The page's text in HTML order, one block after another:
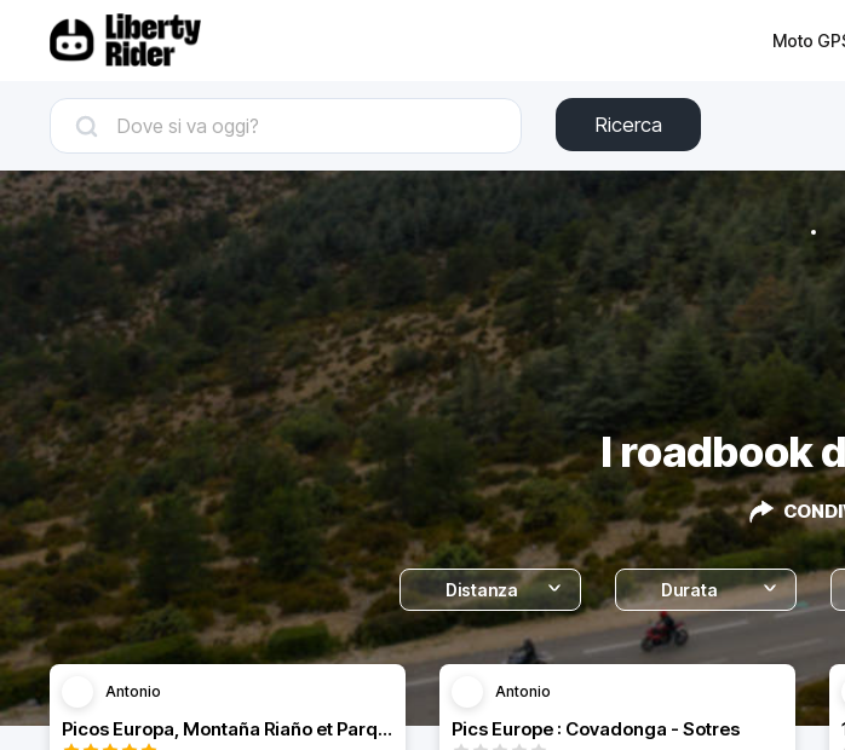
Moto
Ricerca
I roadbook
Distanza Durata
Antonio
Picos Europa, Montaña Riaño et Parque Redes
Antonio
Pics Europe : Covadonga - Sotres